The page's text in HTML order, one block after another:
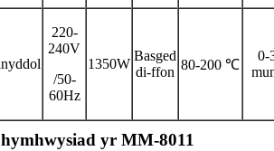
220-
240V
/50-
60Hz
1350W
Basged
di-ffon 80-200 ℃
0-
yr MM-8011